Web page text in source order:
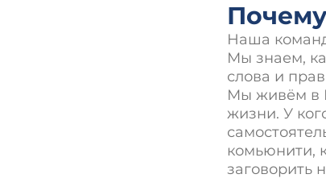
Наша
Мы знаем,
слова и
Мы живём в
жизни. У
комьюнити,
заговорить